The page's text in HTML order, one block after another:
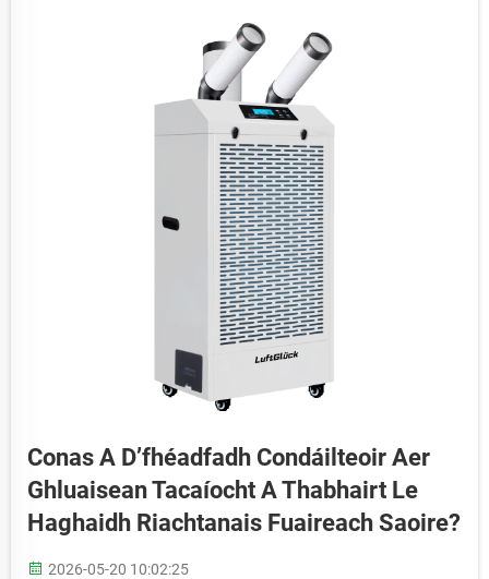
Conas A D’fhéadfadh Condáilteoir Aer
Ghluaisean Tacaíocht A Thabhairt Le
Haghaidh Riachtanais Fuaireach Saoire?
2026-05-20 10:02:25